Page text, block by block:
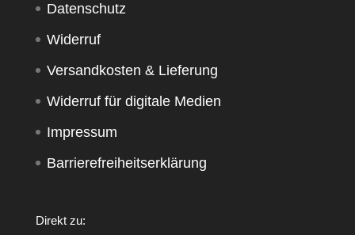
Datenschutz
Widerruf
Versandkosten & Lieferung
Widerruf für digitale Medien
Impressum
Barrierefreiheitserklärung
Direkt zu: